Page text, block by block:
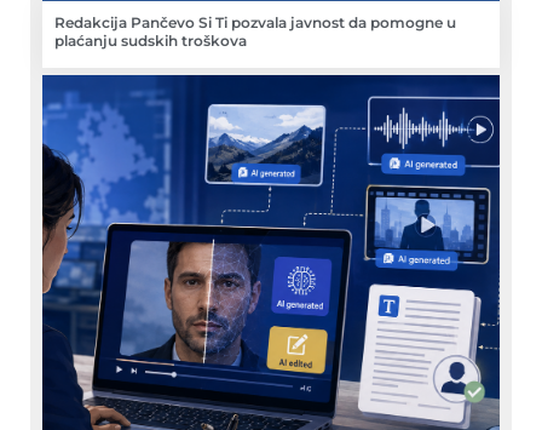
Redakcija Pančevo Si Ti pozvala javnost da pomogne u
plaćanju sudskih troškova